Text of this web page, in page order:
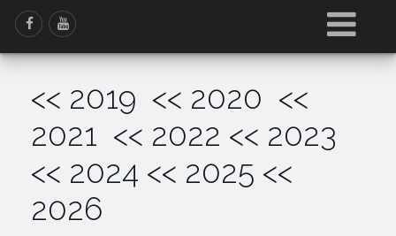
<< 2019 << 2020 <<
2021 << 2022 << 2023
<< 2024 << 2025 <<
2026